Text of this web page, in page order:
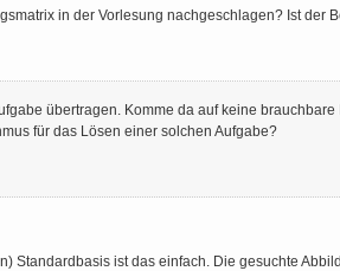
in der Vorlesung nachgeschlagen? Ist der
übertragen. Komme da auf keine
für das Lösen einer solchen Aufgabe?
Standardbasis ist das einfach. Die gesuchte